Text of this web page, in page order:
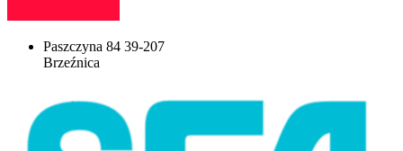
Paszczyna 84 39-207
Brzeźnica